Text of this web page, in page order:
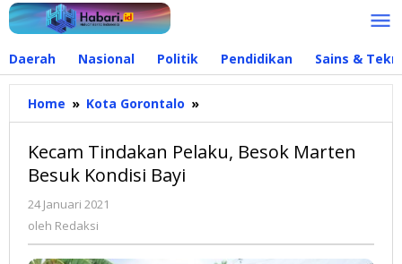
Lewati
ke
Daerah Nasional Politik Pendidikan Sains &
Home » Kota Gorontalo »
Tindakan
Pelaku,
Besok
Kecam Tindakan Pelaku, Besok Marten
Besuk Kondisi Bayi
24 Januari 2021
oleh Redaksi